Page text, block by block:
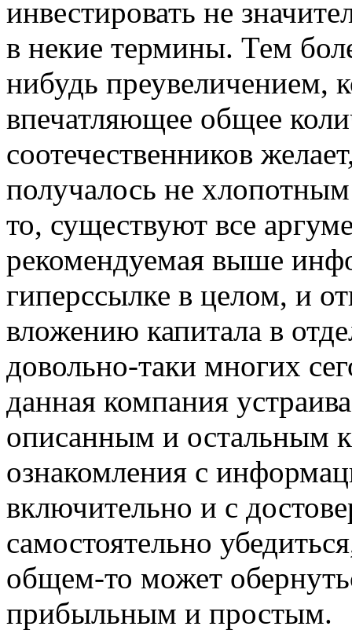
инвестировать не
в некие термины. Тем
нибудь преувеличением,
впечатляющее общее
соотечественников
получалось не
то, существуют все
рекомендуемая выше
гиперссылке в целом, и
вложению капитала в
довольно-таки многих
данная компания
описанным и остальным
ознакомления с
включительно и с
самостоятельно
общем-то может
прибыльным и простым.